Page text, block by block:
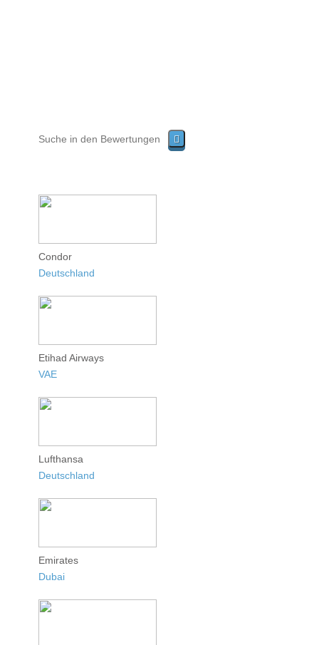
Condor
Deutschland
Etihad Airways
VAE
Lufthansa
Deutschland
Emirates
Dubai